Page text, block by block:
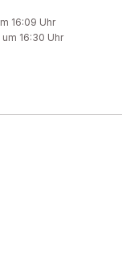
16:09 Uhr
16:30 Uhr